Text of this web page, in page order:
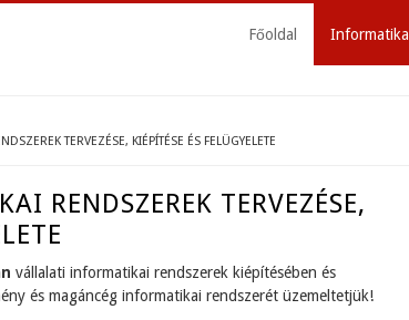
Főoldal Informatika
TERVEZÉSE, KIÉPÍTÉSE ÉS FELÜGYELETE
RENDSZEREK TERVEZÉSE,
vállalati informatikai rendszerek kiépítésében és
és magáncég informatikai rendszerét üzemeltetjük!